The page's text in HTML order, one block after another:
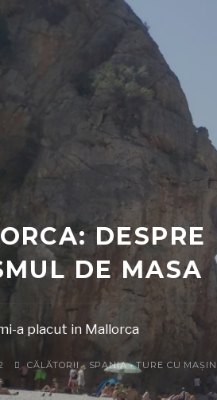
DESPRE
DE MASA
a placut in Mallorca
CĂLĂTORII • SPANIA•TURE CU